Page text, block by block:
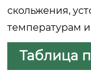
скольжения,
температурам
Таблица